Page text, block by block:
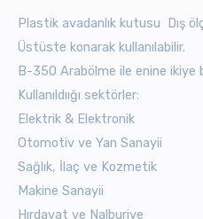
Plastik avadanlık kutusu Dış
Üstüste konarak kullanılabilir.
B-350 Arabölme ile enine ikiye
Kullanıldıığı sektörler:
Elektrik & Elektronik
Otomotiv ve Yan Sanayii
Sağlık, İlaç ve Kozmetik
Makine Sanayii
Hırdavat ve Nalburiye